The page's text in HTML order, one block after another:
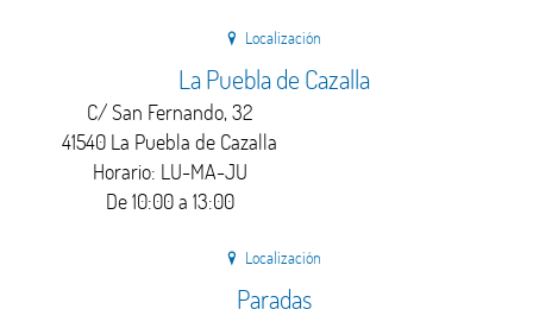
Localización
La Puebla de Cazalla
C/ San Fernando, 32
41540 La Puebla de Cazalla
Horario: LU-MA-JU
De 10:00 a 13:00
Localización
Paradas